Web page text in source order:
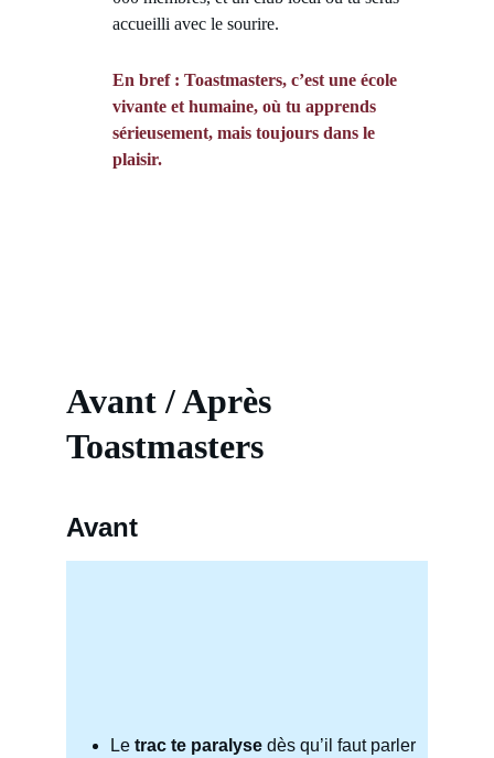
accueilli avec le sourire.
En bref : Toastmasters, c’est une école
vivante et humaine, où tu apprends
sérieusement, mais toujours dans le
plaisir.
Avant
Avant / Après
Toastmasters
Le trac te paralyse dès qu’il faut parler